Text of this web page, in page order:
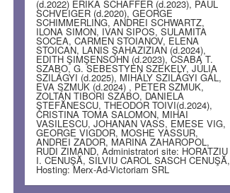
(d.2022) ERIKA SCHAFFER (d.2023), PAUL
SCHVEIGER (d.2020), GEORGE
SCHIMMERLING, ANDREI SCHWARTZ,
ILONA SIMON, IVAN SIPOS, SULAMITA
SOCEA, CARMEN STOIANOV, ELENA
STOICAN, LANIS ŞAHAZIZIAN (d.2024),
EDITH ŞIMŞENSOHN (d.2023), CSABA T.
SZABO, G. SEBESTYEN SZEKELY, JÚLIA
SZILÁGYI (d.2025), MIHÁLY SZILÁGYI GÁL,
EVA SZMUK (d.2024) , PETER SZMUK,
ZOLTÁN TIBORI SZABO, DANIELA
ŞTEFĂNESCU, THEODOR TOIVI(d.2024),
CRISTINA TOMA SALOMON, MIHAI
VASILESCU, JOHANAN VASS, EMESE VIG,
GEORGE VIGDOR, MOSHE YASSUR,
ANDREI ZADOR, MARINA ZAHAROPOL,
RUDI ZIMAND, Administratori site: HORATZIU
I. CENUŞĂ, SILVIU CAROL SASCH CENUŞĂ,
Hosting: Merx-Ad-Victoriam SRL